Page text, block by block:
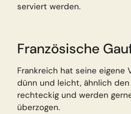
serviert werden.
Französische
Frankreich hat seine eigene
dünn und leicht, ähnlich
rechteckig und werden
überzogen.